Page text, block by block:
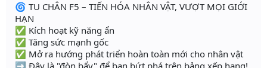
🌀 TU CHÂN F5 – TIẾN HÓA NHÂN VẬT, VƯỢT MỌI GIỚI
HẠN
✅ Kích hoạt kỹ năng ẩn
✅ Tăng sức mạnh gốc
✅ Mở ra hướng phát triển hoàn toàn mới cho nhân vật